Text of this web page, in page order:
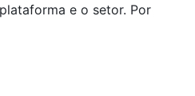
e o setor. Por